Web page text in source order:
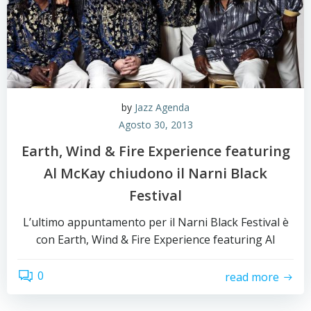
by Jazz Agenda
Agosto 30, 2013
Earth, Wind & Fire Experience featuring
Al McKay chiudono il Narni Black
Festival
L’ultimo appuntamento per il Narni Black Festival è
con Earth, Wind & Fire Experience featuring Al
0 read more